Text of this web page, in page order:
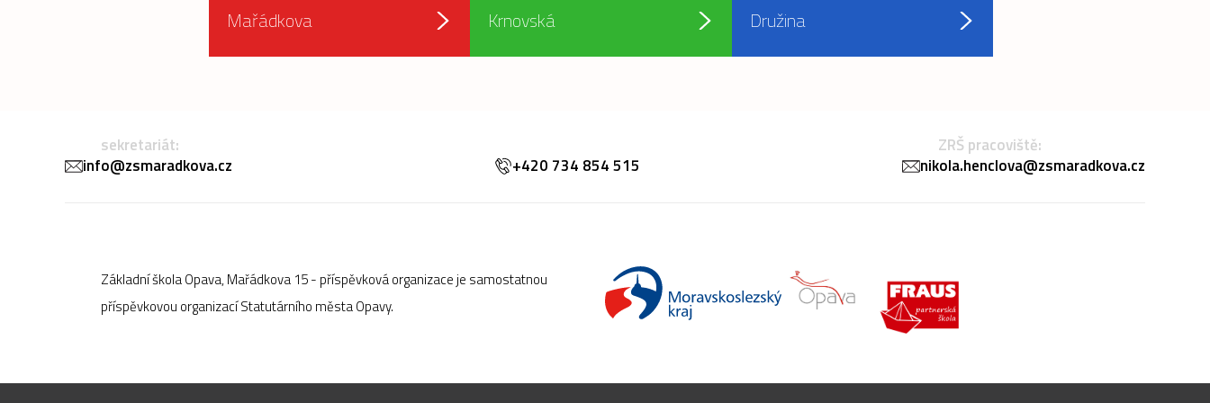
Mařádkova Krnovská Družina
sekretariát:
info@zsmaradkova.cz
+420 734 854 515
ZRŠ pracoviště:
nikola.henclova@zsmaradkova.cz
Základní škola Opava, Mařádkova 15 - příspěvková organizace je samostatnou
příspěvkovou organizací Statutárního města Opavy.